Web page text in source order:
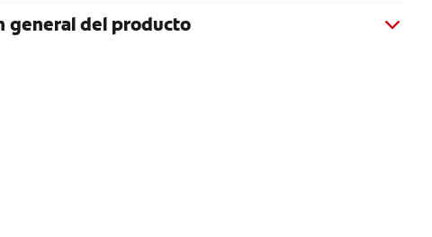
general del producto